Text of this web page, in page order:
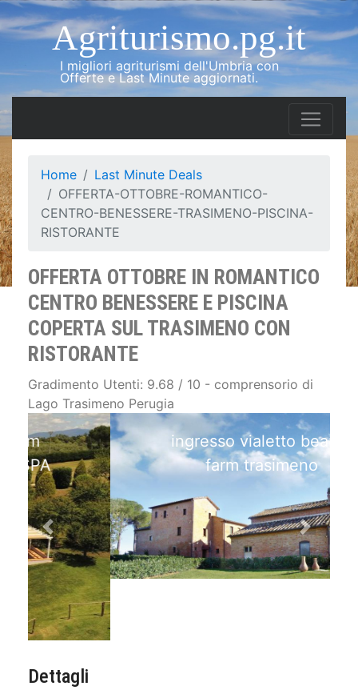
Agriturismo.pg.it
I migliori agriturismi dell'Umbria con
Offerte e Last Minute aggiornati.
Home
Last Minute Deals
OFFERTA-OTTOBRE-ROMANTICO-
CENTRO-BENESSERE-TRASIMENO-PISCINA-
RISTORANTE
OFFERTA OTTOBRE IN ROMANTICO
CENTRO BENESSERE E PISCINA
COPERTA SUL TRASIMENO CON
RISTORANTE
Gradimento Utenti: 9.68 / 10 - comprensorio di
Lago Trasimeno Perugia
ingresso vialetto beauty
farm trasimeno
Previous Next
Dettagli
Telefono:
0742-849090 - 347-8891600